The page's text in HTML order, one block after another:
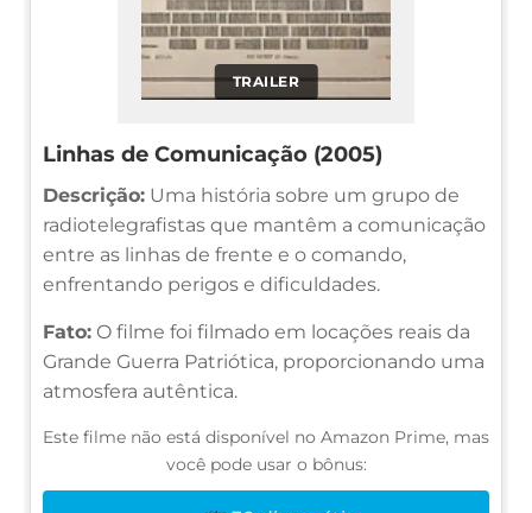
TRAILER
Linhas de Comunicação (2005)
Descrição: Uma história sobre um grupo de
radiotelegrafistas que mantêm a comunicação
entre as linhas de frente e o comando,
enfrentando perigos e dificuldades.
Fato: O filme foi filmado em locações reais da
Grande Guerra Patriótica, proporcionando uma
atmosfera autêntica.
Este filme não está disponível no Amazon Prime, mas
você pode usar o bônus: